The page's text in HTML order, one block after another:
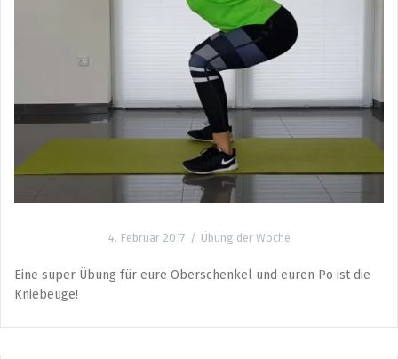
4. Februar 2017 Übung der Woche
Eine super Übung für eure Oberschenkel und euren Po ist die
Kniebeuge!